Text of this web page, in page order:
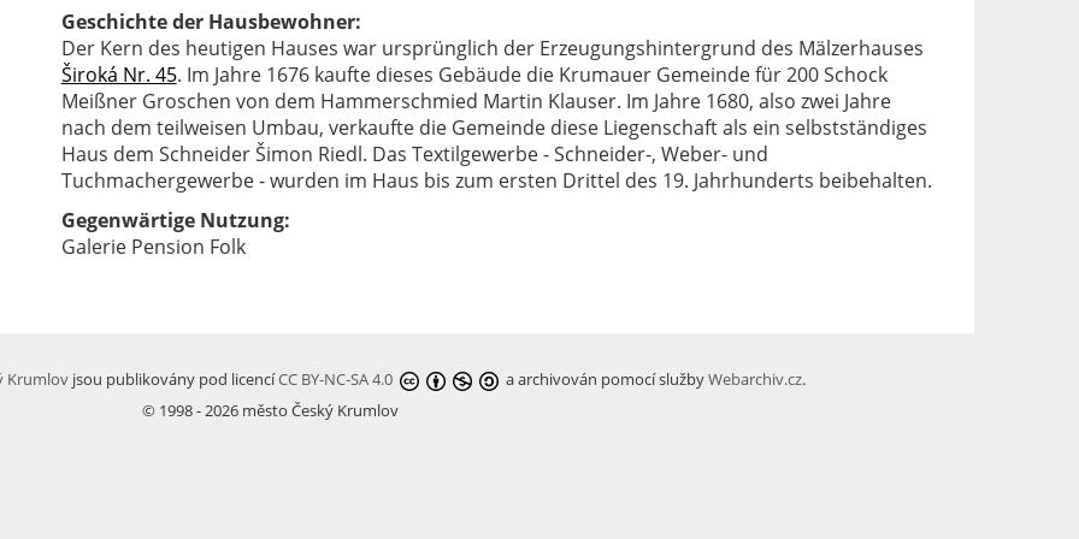
Geschichte der Hausbewohner:
Der Kern des heutigen Hauses war ursprünglich der Erzeugungshintergrund des Mälzerhauses
Široká Nr. 45. Im Jahre 1676 kaufte dieses Gebäude die Krumauer Gemeinde für 200 Schock
Meißner Groschen von dem Hammerschmied Martin Klauser. Im Jahre 1680, also zwei Jahre
nach dem teilweisen Umbau, verkaufte die Gemeinde diese Liegenschaft als ein selbstständiges
Haus dem Schneider Šimon Riedl. Das Textilgewerbe - Schneider-, Weber- und
Tuchmachergewerbe - wurden im Haus bis zum ersten Drittel des 19. Jahrhunderts beibehalten.
Gegenwärtige Nutzung:
Galerie Pension Folk
Krumlov jsou publikovány pod licencíCC BY-NC-SA 4.0 a archivován pomocí službyWebarchiv.cz.
© 1998 - 2026 město Český Krumlov